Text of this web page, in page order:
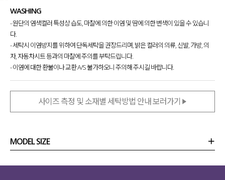
WASHING
- 원단의 염색컬러 특성상 습도, 마찰에 의한 이염 및 땀에 의한 변색이 있을 수 있습니
다.
- 세탁시 이염방지를 위하여 단독세탁을 권장드리며, 밝은 컬러의 의류, 신발, 가방, 의
자, 자동차시트 등과의 마찰에 주의를 부탁드립니다.
- 이염에 대한 환불이나 교환 A/S 불가하오니 주의해 주시길 바랍니다.
사이즈 측정 및 소재별 세탁방법 안내 보러가기
MODEL SIZE